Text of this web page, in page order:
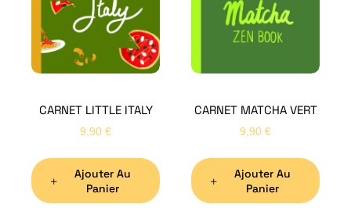
CARNET LITTLE ITALY
9,90 €
Ajouter Au
Panier
CARNET MATCHA VERT
9,90 €
Ajouter Au
Panier